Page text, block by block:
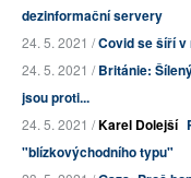
dezinformační servery
24. 5. 2021 /Covid se šíří
24. 5. 2021 /Británie:
jsou proti...
24. 5. 2021 /Karel Dolejší
"blízkovýchodního typu"